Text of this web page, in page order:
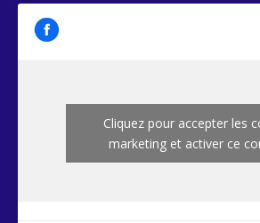
Cliquez pour accepter les
marketing et activer ce